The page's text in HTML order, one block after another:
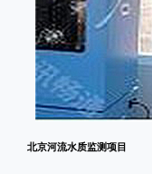
北京河流水质监测项目